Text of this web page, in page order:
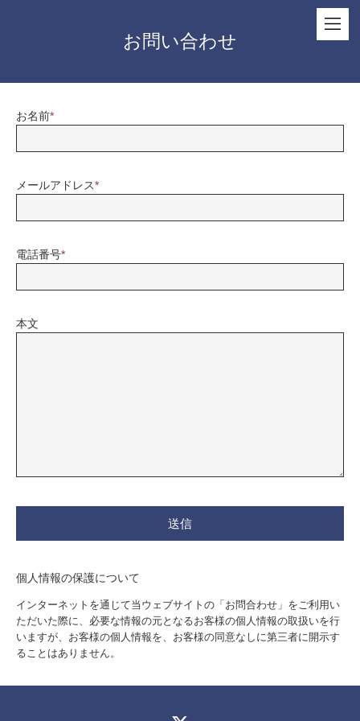
お問い合わせ
お名前*
メールアドレス*
電話番号*
本文
個人情報の保護について
インターネットを通じて当ウェブサイトの「お問合わせ」をご利用い
ただいた際に、必要な情報の元となるお客様の個人情報の取扱いを行
いますが、お客様の個人情報を、お客様の同意なしに第三者に開示す
ることはありません。